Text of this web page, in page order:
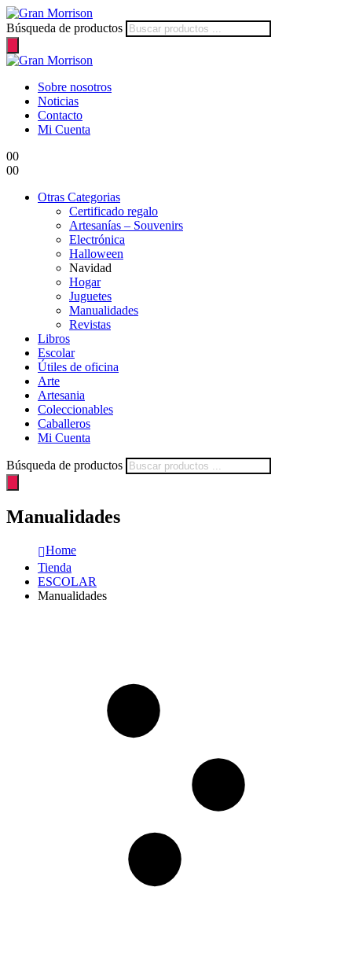
Búsqueda de productos
Sobre nosotros
Noticias
Contacto
Mi Cuenta
00
00
Otras Categorias
Certificado regalo
Artesanías – Souvenirs
Electrónica
Halloween
Navidad
Hogar
Juguetes
Manualidades
Revistas
Libros
Escolar
Útiles de oficina
Arte
Artesania
Coleccionables
Caballeros
Mi Cuenta
Búsqueda de productos
Manualidades
Home
Tienda
ESCOLAR
Manualidades